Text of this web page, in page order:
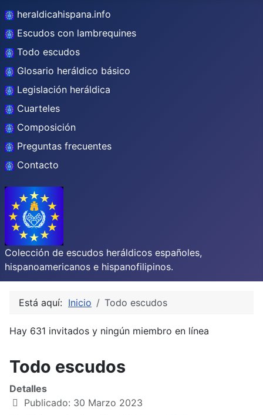
heraldicahispana.info
Escudos con lambrequines
Todo escudos
Glosario heráldico básico
Legislación heráldica
Cuarteles
Composición
Preguntas frecuentes
Contacto
Colección de escudos heráldicos españoles,
hispanoamericanos e hispanofilipinos.
Está aquí: Inicio Todo escudos
Hay 631 invitados y ningún miembro en línea
Todo escudos
Detalles
Publicado: 30 Marzo 2023